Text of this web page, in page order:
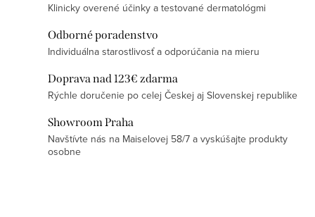
Klinicky overené účinky a testované dermatológmi
Odborné poradenstvo
Individuálna starostlivosť a odporúčania na mieru
Doprava nad 123€ zdarma
Rýchle doručenie po celej Českej aj Slovenskej republike
Showroom Praha
Navštívte nás na Maiselovej 58/7 a vyskúšajte produkty
osobne